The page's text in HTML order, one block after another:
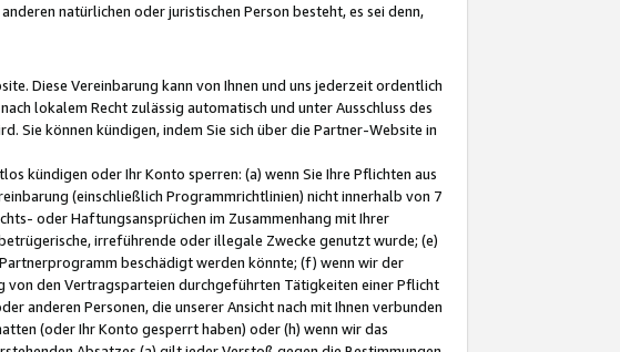
natürlichen oder juristischen Person besteht, es sei denn,
Diese Vereinbarung kann von Ihnen und uns jederzeit ordentlich
lokalem Recht zulässig automatisch und unter Ausschluss des
Sie können kündigen, indem Sie sich über die Partner-Website in
kündigen oder Ihr Konto sperren: (a) wenn Sie Ihre Pflichten aus
(einschließlich Programmrichtlinien) nicht innerhalb von 7
oder Haftungsansprüchen im Zusammenhang mit Ihrer
irreführende oder illegale Zwecke genutzt wurde; (e)
beschädigt werden könnte; (f) wenn wir der
von den Vertragsparteien durchgeführten Tätigkeiten einer Pflicht
anderen Personen, die unserer Ansicht nach mit Ihnen verbunden
(oder Ihr Konto gesperrt haben) oder (h) wenn wir das